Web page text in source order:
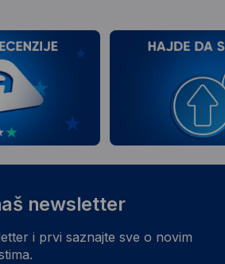
newsletter
i prvi saznajte sve o novim